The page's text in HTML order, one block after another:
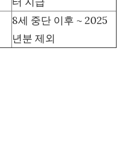
8세 중단 이후 ~ 2025
년분 제외